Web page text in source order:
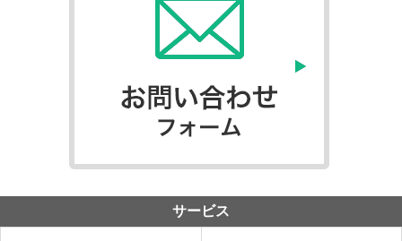
サービス